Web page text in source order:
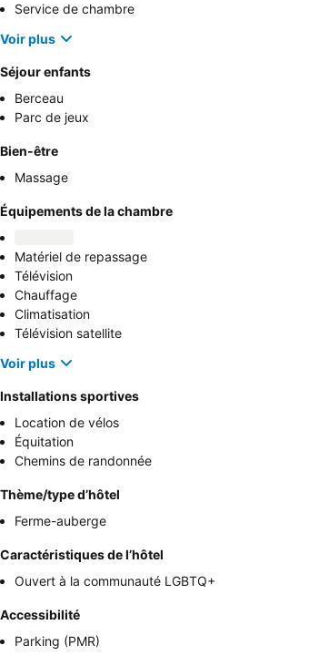
Service de chambre
Voir plus
Séjour enfants
Berceau
Parc de jeux
Bien-être
Massage
Équipements de la chambre
Matériel de repassage
Télévision
Chauffage
Climatisation
Télévision satellite
Voir plus
Installations sportives
Location de vélos
Équitation
Chemins de randonnée
Thème/type d’hôtel
Ferme-auberge
Caractéristiques de l’hôtel
Ouvert à la communauté LGBTQ+
Accessibilité
Parking (PMR)